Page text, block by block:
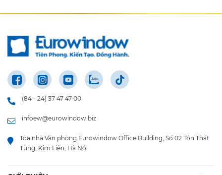
(84 - 24) 37 47 47 00
infoew@eurowindow.biz
Tòa nhà Văn phòng Eurowindow Office Building, Số 02 Tôn Thất
Tùng, Kim Liên, Hà Nội